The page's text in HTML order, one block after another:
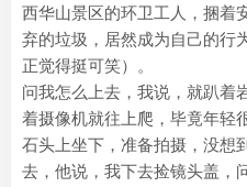
西华山景区的环卫工人，捆着
弃的垃圾，居然成为自己的行
正觉得挺可笑）。
问我怎么上去，我说，就趴着
着摄像机就往上爬，毕竟年轻
石头上坐下，准备拍摄，没想
去，他说，我下去捡镜头盖，